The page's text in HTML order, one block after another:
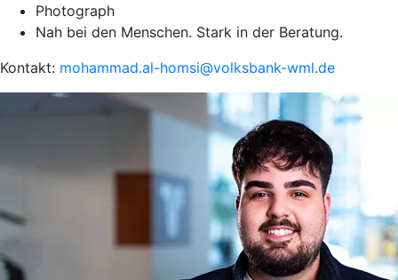
Photograph
Nah bei den Menschen. Stark in der Beratung.
Kontakt: mohammad.al-homsi@volksbank-wml.de